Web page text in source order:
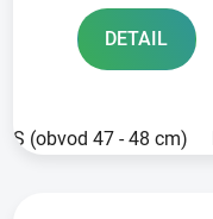
DETAIL
S (obvod 47 - 48 cm)